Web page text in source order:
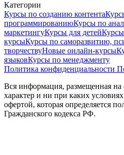
Категории
Курсы по созданию контента
программированиюКурсы по
маркетингуКурсы для детей
курсыКурсы по саморазвитию,
творчествуНовые онлайн‑курсы
языковКурсы по менеджменту
Политика конфиденциальности
Вся информация, размещенная на
характер и ни при каких
офертой, которая определяется
Гражданского кодекса РФ.